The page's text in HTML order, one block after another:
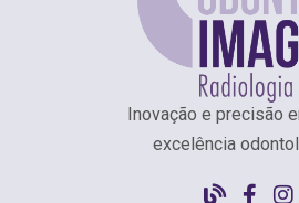
Inovação e precisão
excelência